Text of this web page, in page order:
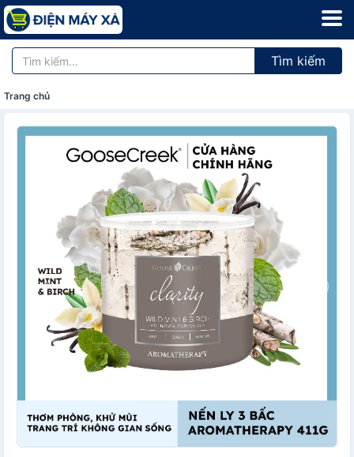
Tìm kiếm
Trang chủ